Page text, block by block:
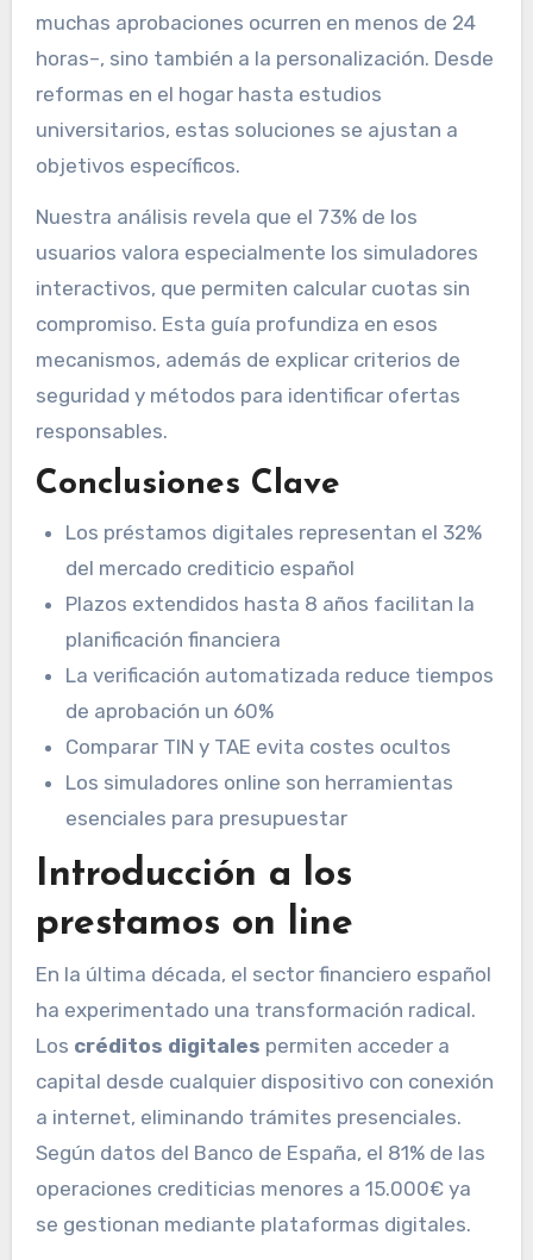
muchas aprobaciones ocurren en menos de 24
horas–, sino también a la personalización. Desde
reformas en el hogar hasta estudios
universitarios, estas soluciones se ajustan a
objetivos específicos.
Nuestra análisis revela que el 73% de los
usuarios valora especialmente los simuladores
interactivos, que permiten calcular cuotas sin
compromiso. Esta guía profundiza en esos
mecanismos, además de explicar criterios de
seguridad y métodos para identificar ofertas
responsables.
Conclusiones Clave
Los préstamos digitales representan el 32%
del mercado crediticio español
Plazos extendidos hasta 8 años facilitan la
planificación financiera
La verificación automatizada reduce tiempos
de aprobación un 60%
Comparar TIN y TAE evita costes ocultos
Los simuladores online son herramientas
esenciales para presupuestar
Introducción a los
prestamos on line
En la última década, el sector financiero español
ha experimentado una transformación radical.
Los créditos digitales permiten acceder a
capital desde cualquier dispositivo con conexión
a internet, eliminando trámites presenciales.
Según datos del Banco de España, el 81% de las
operaciones crediticias menores a 15.000€ ya
se gestionan mediante plataformas digitales.